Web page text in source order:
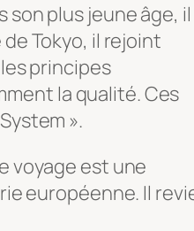
son plus jeune âge,
Tokyo, il rejoint
principes
la qualité. Ces
».
voyage est une
européenne. Il